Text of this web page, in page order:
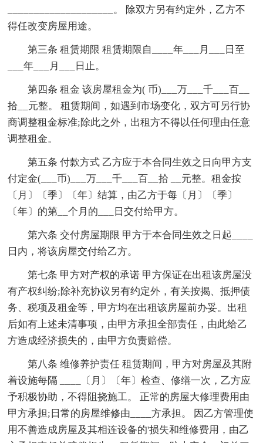
____________________。 除双方另有约定外，乙方不
得任改变房屋用途。
第三条 租赁期限 租赁期限自____年___月___日至
___年___月___日止。
第四条 租金 该房屋租金为( 币)___万___千___百__
拾__元整。 租赁期间，如遇到市场变化，双方可另行协
商调整租金标准;除此之外，出租方不得以任何理由任意
调整租金。
第五条 付款方式 乙方应于本合同生效之日向甲方支
付定金(___币)___万___千___百__拾 __元整。租金按
〔月〕〔季〕〔年〕结算，由乙方于每〔月〕〔季〕
〔年〕的第__个月的___日交付给甲方。
第六条 交付房屋期限 甲方于本合同生效之日起____
日内，将该房屋交付给乙方。
第七条 甲方对产权的承诺 甲方保证在出租该房屋没
有产权纠纷;除补充协议另有约定外，有关按揭、抵押债
务、税项及租金等，甲方均在出租该房屋前办妥。出租
后如有上述未清事项，由甲方承担全部责任，由此给乙
方造成经济损失的，由甲方负责赔偿。
第八条 维修养护责任 租赁期间，甲方对房屋及其附
着设施每隔 ____〔月〕〔年〕检查、修缮一次，乙方应
予积极协助，不得阻挠施工。 正常的房屋大修理费用由
甲方承担;日常的房屋维修由____方承担。 因乙方管理使
用不善造成房屋及其相连设备的'损失和维修费用，由乙